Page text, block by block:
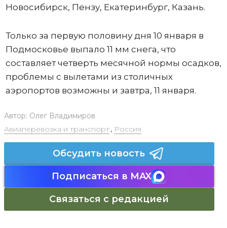
Новосибирск, Пензу, Екатеринбург, Казань.
Только за первую половину дня 10 января в
Подмосковье выпало 11 мм снега, что
составляет четверть месячной нормы осадков,
проблемы с вылетами из столичных
аэропортов возможны и завтра, 11 января.
Автор: Олег Владимиров
Авиаперевозка и транспорт, Россия
Обсудить новость
Подписаться в MAX
Связаться с редакцией